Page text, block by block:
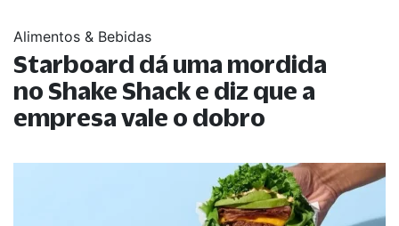
Alimentos & Bebidas
Starboard dá uma mordida
no Shake Shack e diz que a
empresa vale o dobro